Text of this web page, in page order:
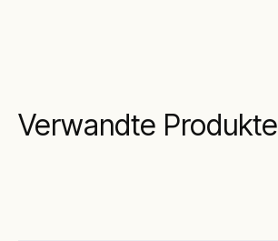
Verwandte Produkte